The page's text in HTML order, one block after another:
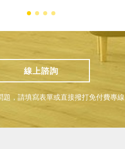
線上諮詢
題，請填寫表單或直接撥打免付費專線